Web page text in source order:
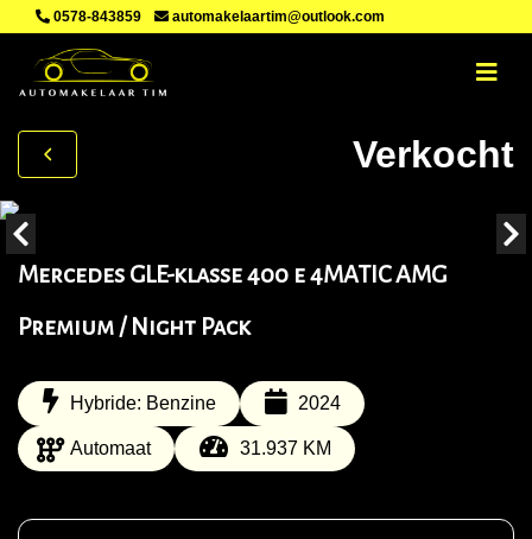
0578-843859 automakelaartim@outlook.com
Verkocht
Mercedes GLE-klasse 400 e 4MATIC AMG
Premium / Night Pack
Hybride: Benzine 2024
Automaat 31.937 KM